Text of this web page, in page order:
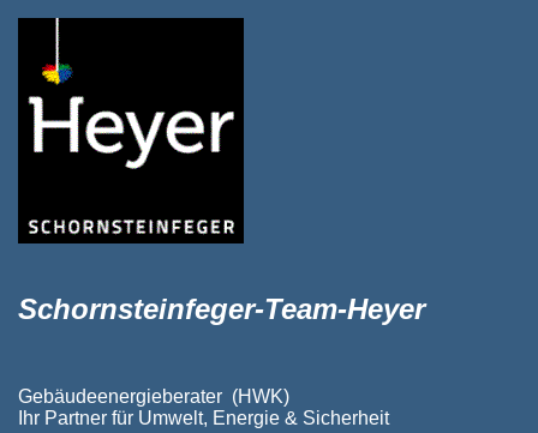
Schornsteinfeger-Team-Heyer
Gebäudeenergieberater (HWK)
Ihr Partner für Umwelt, Energie & Sicherheit